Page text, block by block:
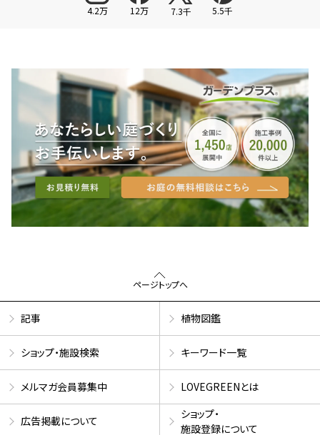
4.2万 12万 7.3千 5.5千
ページトップへ
記事 植物図鑑
ショップ・施設検索 キーワード一覧
メルマガ会員募集中 LOVEGREENとは
広告掲載について
ショップ・
施設登録について